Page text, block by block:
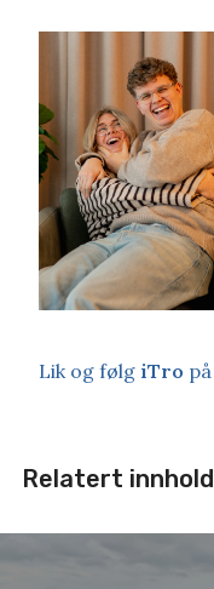
Lik og følg iTro på
Relatert innhold